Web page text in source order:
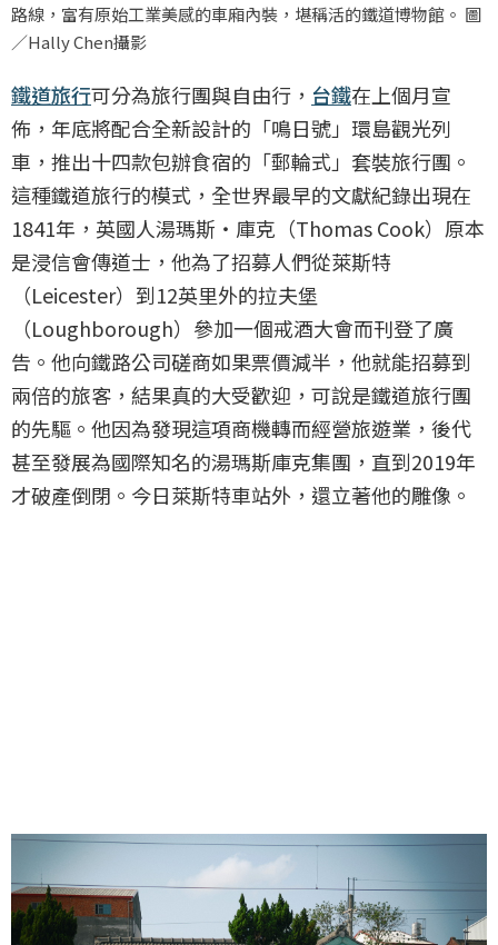
路線，富有原始工業美感的車廂內裝，堪稱活的鐵道博物館。 圖
／Hally Chen攝影
鐵道旅行可分為旅行團與自由行， 台鐵在上個月宣
佈，年底將配合全新設計的「鳴日號」環島觀光列
車，推出十四款包辦食宿的「郵輪式」套裝旅行團。
這種鐵道旅行的模式，全世界最早的文獻紀錄出現在
1841年，英國人湯瑪斯・庫克（Thomas Cook）原本
是浸信會傳道士，他為了招募人們從萊斯特
（Leicester）到12英里外的拉夫堡
（Loughborough）參加一個戒酒大會而刊登了廣
告。他向鐵路公司磋商如果票價減半，他就能招募到
兩倍的旅客，結果真的大受歡迎，可說是鐵道旅行團
的先驅。他因為發現這項商機轉而經營旅遊業，後代
甚至發展為國際知名的湯瑪斯庫克集團，直到2019年
才破產倒閉。今日萊斯特車站外，還立著他的雕像。